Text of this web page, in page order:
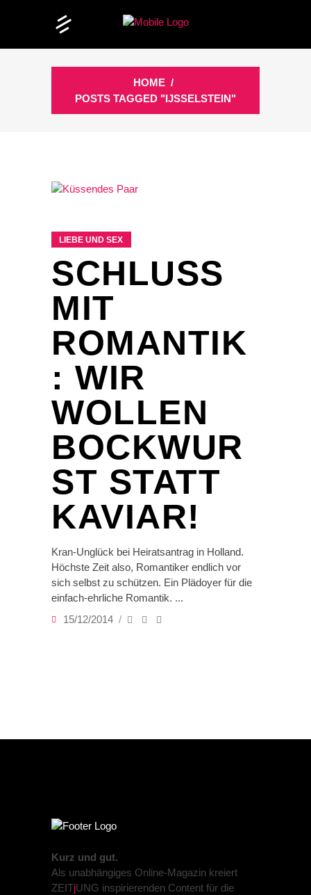
HOME /
POSTS TAGGED "IJSSELSTEIN"
LIEBE UND SEX
SCHLUSS
MIT
ROMANTIK
: WIR
WOLLEN
BOCKWUR
ST STATT
KAVIAR!
Kran-Unglück bei Heiratsantrag in Holland.
Höchste Zeit also, Romantiker endlich vor
sich selbst zu schützen. Ein Plädoyer für die
einfach-ehrliche Romantik.
15/12/2014
Kurz und gut.
Als unabhängiges Online-Magazin kreiert
ZEITjUNG inspirierenden Content für die